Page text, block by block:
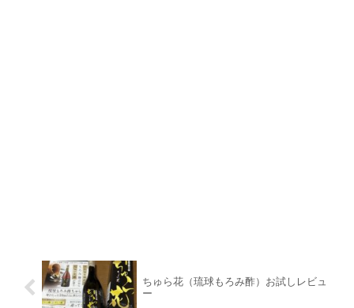
ちゅら花（琉球もろみ酢）お試しレビュ
ー